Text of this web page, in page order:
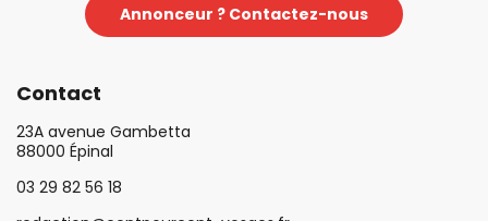
Annonceur ? Contactez-nous
Contact
23A avenue Gambetta
88000 Épinal
03 29 82 56 18